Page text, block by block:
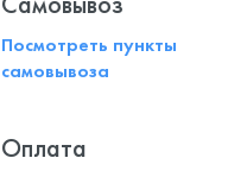
Посмотреть пункты
самовывоза
Оплата